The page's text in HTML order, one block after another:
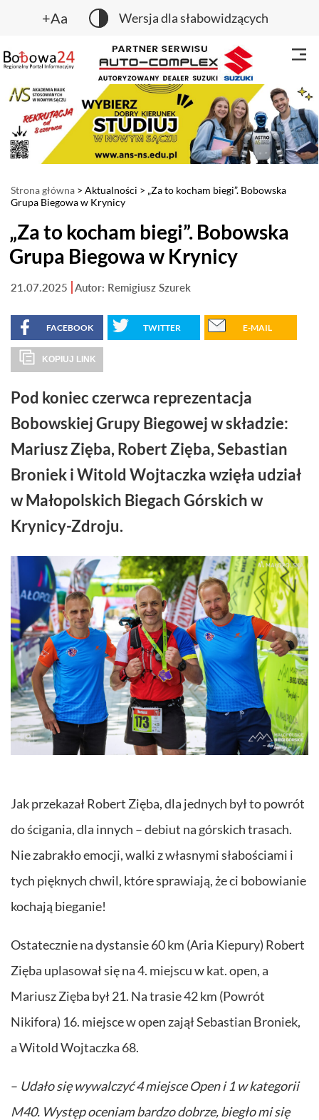
+Aa Wersja dla słabowidzących
Strona główna > Aktualności > „Za to kocham biegi”. Bobowska
Grupa Biegowa w Krynicy
„Za to kocham biegi”. Bobowska
Grupa Biegowa w Krynicy
21.07.2025 Autor: Remigiusz Szurek
FACEBOOK TWITTER E-MAIL
KOPIUJ LINK
Pod koniec czerwca reprezentacja
Bobowskiej Grupy Biegowej w składzie:
Mariusz Zięba, Robert Zięba, Sebastian
Broniek i Witold Wojtaczka wzięła udział
w Małopolskich Biegach Górskich w
Krynicy-Zdroju.
Jak przekazał Robert Zięba, dla jednych był to powrót
do ścigania, dla innych – debiut na górskich trasach.
Nie zabrakło emocji, walki z własnymi słabościami i
tych pięknych chwil, które sprawiają, że ci bobowianie
kochają bieganie!
Ostatecznie na dystansie 60 km (Aria Kiepury) Robert
Zięba uplasował się na 4. miejscu w kat. open, a
Mariusz Zięba był 21. Na trasie 42 km (Powrót
Nikifora) 16. miejsce w open zajął Sebastian Broniek,
a Witold Wojtaczka 68.
– Udało się wywalczyć 4 miejsce Open i 1 w kategorii
M40. Występ oceniam bardzo dobrze, biegło mi się